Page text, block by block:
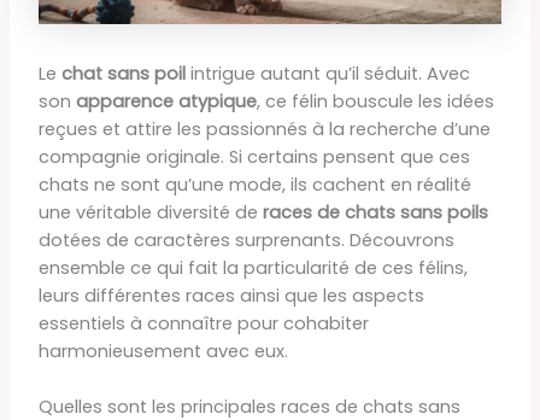
Le chat sans poilintrigue autant qu’il séduit. Avec
son apparence atypique, ce félin bouscule les idées
reçues et attire les passionnés à la recherche d’une
compagnie originale. Si certains pensent que ces
chats ne sont qu’une mode, ils cachent en réalité
une véritable diversité de races de chats sans poils
dotées de caractères surprenants. Découvrons
ensemble ce qui fait la particularité de ces félins,
leurs différentes races ainsi que les aspects
essentiels à connaître pour cohabiter
harmonieusement avec eux.
Quelles sont les principales races de chats sans